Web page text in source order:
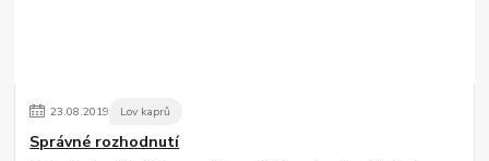
23.08.2019 Lov kaprů
Správné rozhodnutí